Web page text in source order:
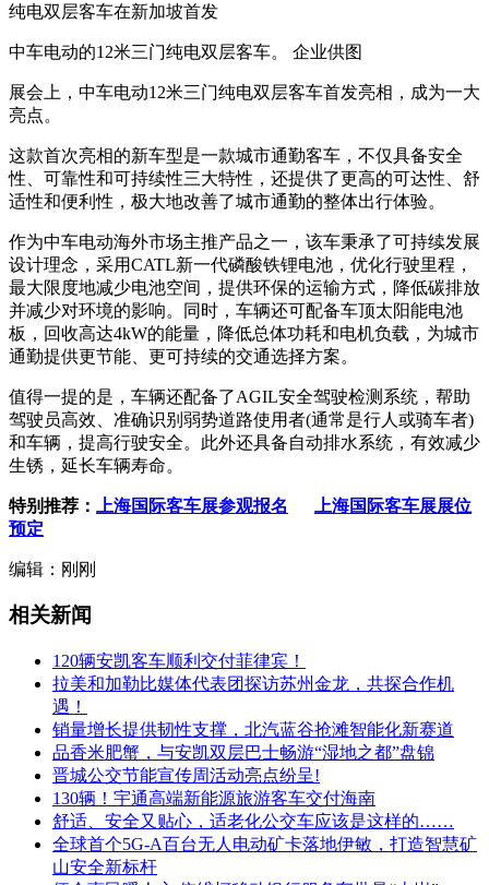
纯电双层客车在新加坡首发
中车电动的12米三门纯电双层客车。 企业供图
展会上，中车电动12米三门纯电双层客车首发亮相，成为一大
亮点。
这款首次亮相的新车型是一款城市通勤客车，不仅具备安全
性、可靠性和可持续性三大特性，还提供了更高的可达性、舒
适性和便利性，极大地改善了城市通勤的整体出行体验。
作为中车电动海外市场主推产品之一，该车秉承了可持续发展
设计理念，采用CATL新一代磷酸铁锂电池，优化行驶里程，
最大限度地减少电池空间，提供环保的运输方式，降低碳排放
并减少对环境的影响。同时，车辆还可配备车顶太阳能电池
板，回收高达4kW的能量，降低总体功耗和电机负载，为城市
通勤提供更节能、更可持续的交通选择方案。
值得一提的是，车辆还配备了AGIL安全驾驶检测系统，帮助
驾驶员高效、准确识别弱势道路使用者(通常是行人或骑车者)
和车辆，提高行驶安全。此外还具备自动排水系统，有效减少
生锈，延长车辆寿命。
特别推荐： 上海国际客车展参观报名
上海国际客车展展位
预定
编辑：刚刚
相关新闻
120辆安凯客车顺利交付菲律宾！
拉美和加勒比媒体代表团探访苏州金龙，共探合作机
遇！
销量增长提供韧性支撑，北汽蓝谷抢滩智能化新赛道
品香米肥蟹，与安凯双层巴士畅游“湿地之都”盘锦
晋城公交节能宣传周活动亮点纷呈!
130辆！宇通高端新能源旅游客车交付海南
舒适、安全又贴心，适老化公交车应该是这样的……
全球首个5G-A百台无人电动矿卡落地伊敏，打造智慧矿
山安全新标杆